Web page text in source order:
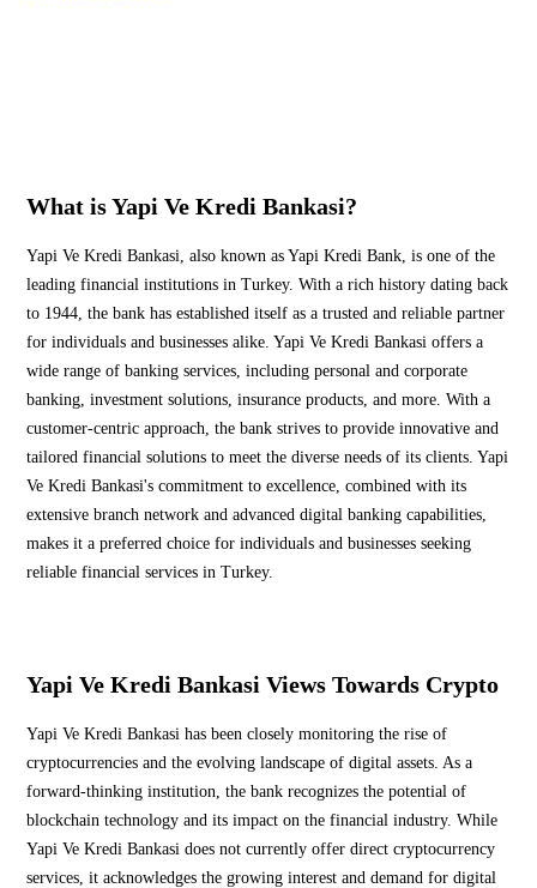
What is Yapi Ve Kredi Bankasi?
Yapi Ve Kredi Bankasi, also known as Yapi Kredi Bank, is one of the
leading financial institutions in Turkey. With a rich history dating back
to 1944, the bank has established itself as a trusted and reliable partner
for individuals and businesses alike. Yapi Ve Kredi Bankasi offers a
wide range of banking services, including personal and corporate
banking, investment solutions, insurance products, and more. With a
customer-centric approach, the bank strives to provide innovative and
tailored financial solutions to meet the diverse needs of its clients. Yapi
Ve Kredi Bankasi's commitment to excellence, combined with its
extensive branch network and advanced digital banking capabilities,
makes it a preferred choice for individuals and businesses seeking
reliable financial services in Turkey.
Yapi Ve Kredi Bankasi Views Towards Crypto
Yapi Ve Kredi Bankasi has been closely monitoring the rise of
cryptocurrencies and the evolving landscape of digital assets. As a
forward-thinking institution, the bank recognizes the potential of
blockchain technology and its impact on the financial industry. While
Yapi Ve Kredi Bankasi does not currently offer direct cryptocurrency
services, it acknowledges the growing interest and demand for digital